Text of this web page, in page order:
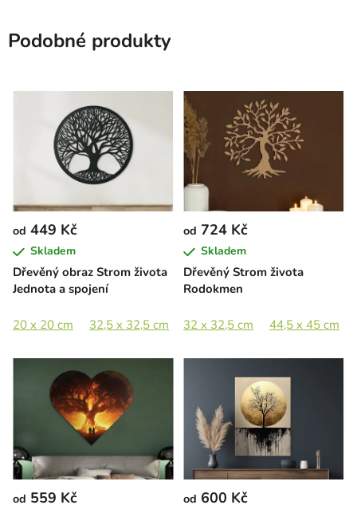
Podobné produkty
Dřevěný obraz Strom života
Jednota a spojení
od 449 Kč
Skladem
20 x 20 cm 32,5 x 32,5 cm 44,5 x 44,5 cm 65 x 65 cm
Dřevěný Strom života
Rodokmen
od 724 Kč
Skladem
32 x 32,5 cm 44,5 x 45 cm
od 559 Kč od 600 Kč